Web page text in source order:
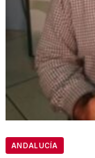
ANDALUCÍA